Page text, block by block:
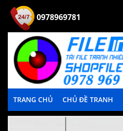
0978969781
TRANG CHỦ CHỦ ĐỀ TRANH